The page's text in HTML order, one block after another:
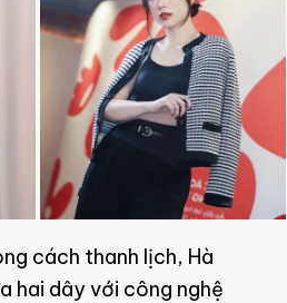
cách thanh lịch, Hà
hai dây với công nghệ